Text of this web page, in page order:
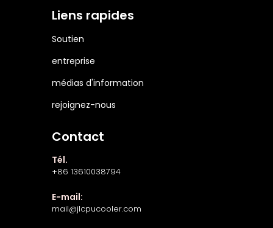
Liens rapides
Soutien
entreprise
médias d'information
rejoignez-nous
Contact
Tél.
+86 13610038794
E-mail:
mail@jlcpucooler.com